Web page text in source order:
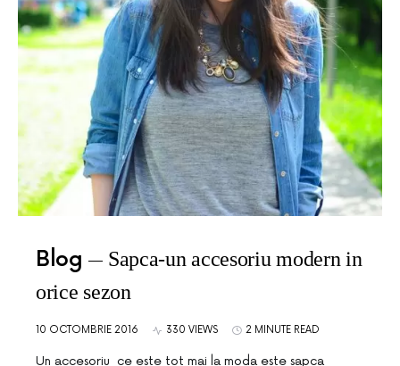
Blog
Sapca-un accesoriu modern in
orice sezon
10 OCTOMBRIE 2016 330 VIEWS 2 MINUTE READ
Un accesoriu ce este tot mai la moda este sapca